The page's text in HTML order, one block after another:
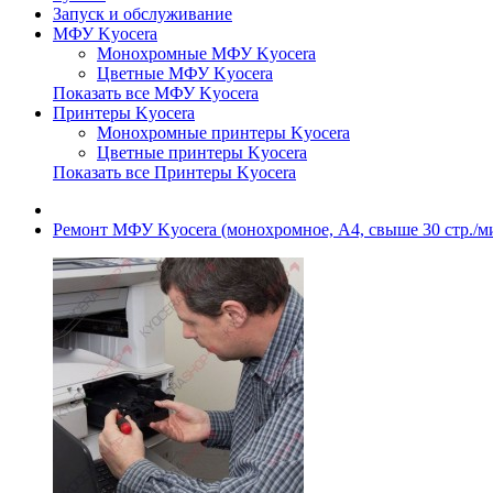
Запуск и обслуживание
МФУ Kyocera
Монохромные МФУ Kyocera
Цветные МФУ Kyocera
Показать все МФУ Kyocera
Принтеры Kyocera
Монохромные принтеры Kyocera
Цветные принтеры Kyocera
Показать все Принтеры Kyocera
Ремонт МФУ Kyocera (монохромное, A4, свыше 30 стр./